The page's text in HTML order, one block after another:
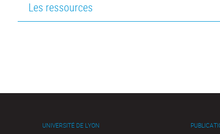
Les ressources
UNIVERSITÉ DE LYON